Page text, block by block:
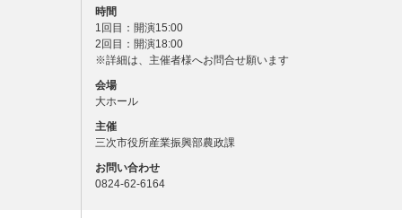
時間
1回目：開演15:00
2回目：開演18:00
※詳細は、主催者様へお問合せ願います
会場
大ホール
主催
三次市役所産業振興部農政課
お問い合わせ
0824-62-6164